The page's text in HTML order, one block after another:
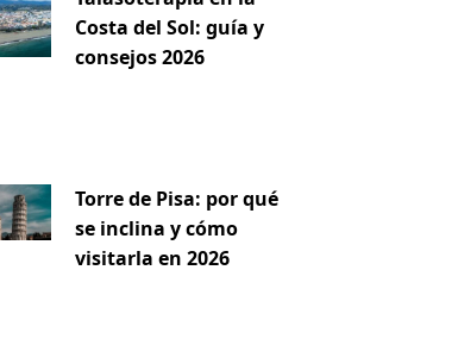
Costa del Sol: guía y
consejos 2026
Torre de Pisa: por qué
se inclina y cómo
visitarla en 2026